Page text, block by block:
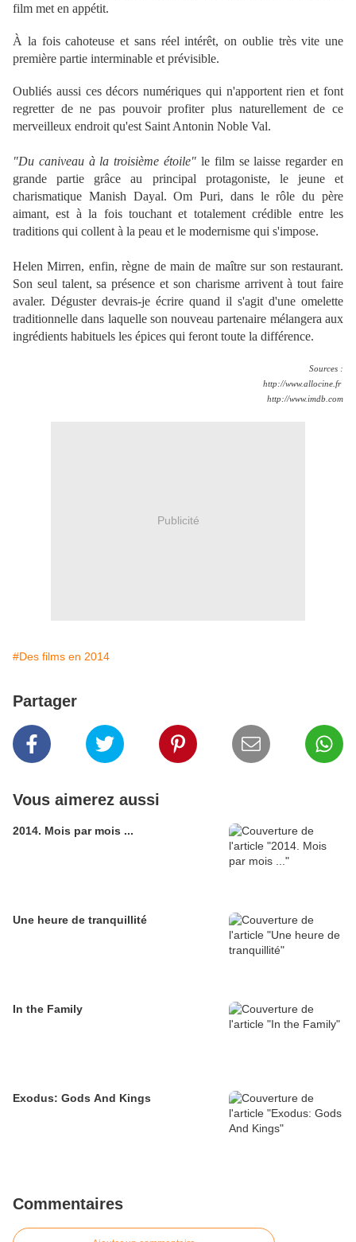
film met en appétit.
À la fois cahoteuse et sans réel intérêt, on oublie très vite une
première partie interminable et prévisible.
Oubliés aussi ces décors numériques qui n'apportent rien et font
regretter de ne pas pouvoir profiter plus naturellement de ce
merveilleux endroit qu'est Saint Antonin Noble Val.
"Du caniveau à la troisième étoile" le film se laisse regarder en
grande partie grâce au principal protagoniste, le jeune et
charismatique Manish Dayal. Om Puri, dans le rôle du père
aimant, est à la fois touchant et totalement crédible entre les
traditions qui collent à la peau et le modernisme qui s'impose.
Helen Mirren, enfin, règne de main de maître sur son restaurant.
Son seul talent, sa présence et son charisme arrivent à tout faire
avaler. Déguster devrais-je écrire quand il s'agit d'une omelette
traditionnelle dans laquelle son nouveau partenaire mélangera aux
ingrédients habituels les épices qui feront toute la différence.
Sources :
http://www.allocine.fr
http://www.imdb.com
Publicité
#Des films en 2014
Partager
Vous aimerez aussi
2014. Mois par mois ...
Une heure de tranquillité
In the Family
Exodus: Gods And Kings
Commentaires